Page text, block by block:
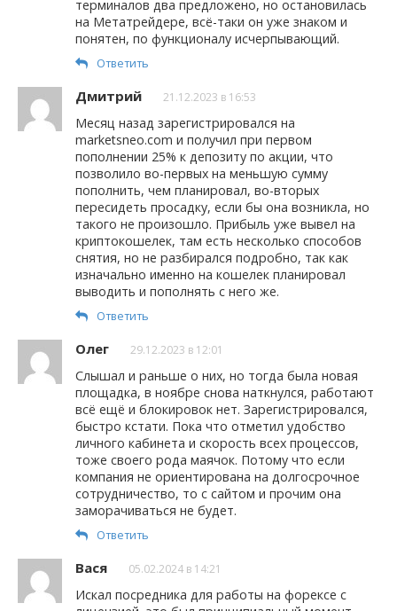
терминалов два предложено, но остановилась
на Метатрейдере, всё-таки он уже знаком и
понятен, по функционалу исчерпывающий.
Ответить
Дмитрий 21.12.2023 в 16:53
Месяц назад зарегистрировался на
marketsneo.com и получил при первом
пополнении 25% к депозиту по акции, что
позволило во-первых на меньшую сумму
пополнить, чем планировал, во-вторых
пересидеть просадку, если бы она возникла, но
такого не произошло. Прибыль уже вывел на
криптокошелек, там есть несколько способов
снятия, но не разбирался подробно, так как
изначально именно на кошелек планировал
выводить и пополнять с него же.
Ответить
Олег 29.12.2023 в 12:01
Слышал и раньше о них, но тогда была новая
площадка, в ноябре снова наткнулся, работают
всё ещё и блокировок нет. Зарегистрировался,
быстро кстати. Пока что отметил удобство
личного кабинета и скорость всех процессов,
тоже своего рода маячок. Потому что если
компания не ориентирована на долгосрочное
сотрудничество, то с сайтом и прочим она
заморачиваться не будет.
Ответить
Вася 05.02.2024 в 14:21
Искал посредника для работы на форексе с